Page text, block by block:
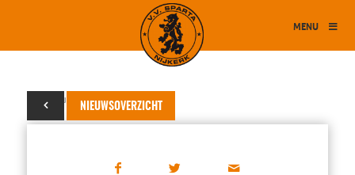
MENU
NIEUWSOVERZICHT
24 augustus 2019